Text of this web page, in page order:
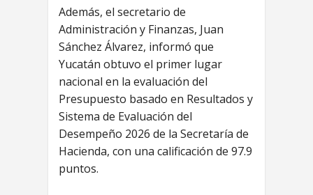
Además, el secretario de
Administración y Finanzas, Juan
Sánchez Álvarez, informó que
Yucatán obtuvo el primer lugar
nacional en la evaluación del
Presupuesto basado en Resultados y
Sistema de Evaluación del
Desempeño 2026 de la Secretaría de
Hacienda, con una calificación de 97.9
puntos.